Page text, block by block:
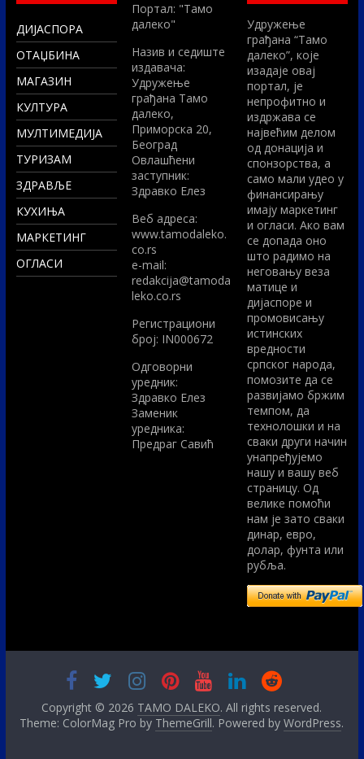
ДИЈАСПОРА
ОТАЏБИНА
МАГАЗИН
КУЛТУРА
МУЛТИМЕДИЈА
ТУРИЗАМ
ЗДРАВЉЕ
КУХИЊА
МАРКЕТИНГ
ОГЛАСИ
Портал: "Тамо
далеко"
Назив и седиште
издавача:
Удружење
грађана Тамо
далеко,
Приморска 20,
Београд
Овлашћени
заступник:
Здравко Елез
Вeб адреса:
www.tamodaleko.
co.rs
e-mail:
redakcija@tamoda
leko.co.rs
Регистрациони
број: IN000672
Одговорни
уредник:
Здравко Елез
Заменик
уредника:
Предраг Савић
Удружење
грађана “Тамо
далеко”, које
изадаје овај
портал, је
непрофитно и
издржава се
највећим делом
од донација и
спонзорства, а
само мали удео у
финансирању
имају маркетинг
и огласи. Ако вам
се допада оно
што радимо на
неговању веза
матице и
дијаспоре и
промовисању
истинских
вредности
српског народа,
помозите да се
развијамо бржим
темпом, да
технолошки и на
сваки други начин
унапређујемо
нашу и вашу веб
страницу. Од
велике помоћи
нам је зато сваки
динар, евро,
долар, фунта или
рубља.
Copyright © 2026 TAMO DALEKO. All rights reserved.
Theme: ColorMag Pro by ThemeGrill. Powered byWordPress.